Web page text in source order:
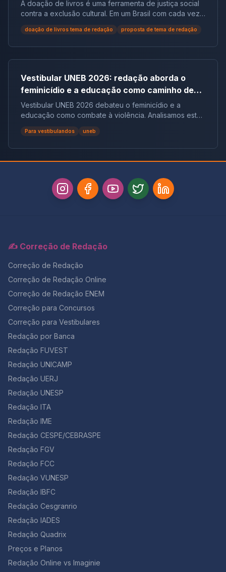
social no Brasil | Tema de Redação
A doação de livros é uma ferramenta de justiça social
contra a exclusão cultural. Em um Brasil com cada vez
mais não leitores, ela democratiza o acesso ao
conhecimento e reduz desigualdades.
doação de livros tema de redação proposta de tema de redação
Vestibular UNEB 2026: redação aborda o
feminicídio e a educação como caminho de
combate à violência
Vestibular UNEB 2026 debateu o feminicídio e a
educação como combate à violência. Analisamos este
tema crucial que desafiou milhares e te preparamos
para futuras pautas sociais.
Para vestibulandos uneb
✍️ Correção de Redação
Correção de Redação
Correção de Redação Online
Correção de Redação ENEM
Correção para Concursos
Correção para Vestibulares
Redação por Banca
Redação FUVEST
Redação UNICAMP
Redação UERJ
Redação UNESP
Redação ITA
Redação IME
Redação CESPE/CEBRASPE
Redação FGV
Redação FCC
Redação VUNESP
Redação IBFC
Redação Cesgranrio
Redação IADES
Redação Quadrix
Preços e Planos
Redação Online vs Imaginie